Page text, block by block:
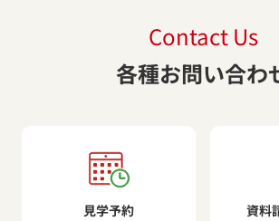
Contact Us
各種お問い合わ
見学予約 資料